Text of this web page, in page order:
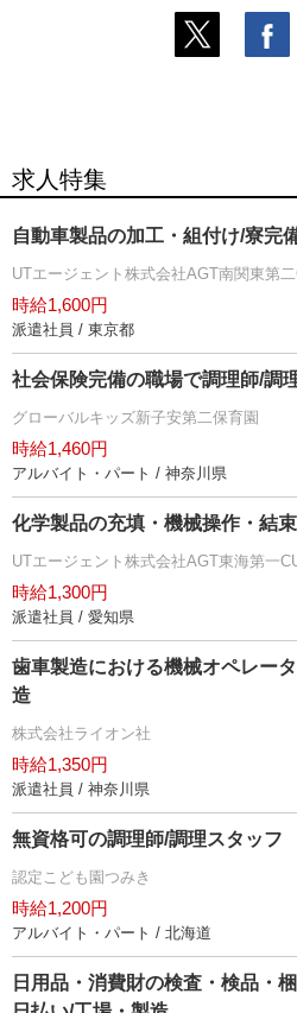
求人特集
自動車製品の加工・組付け/寮完
UTエージェント株式会社AGT南関東第
時給1,600円
派遣社員 / 東京都
社会保険完備の職場で調理師/調
グローバルキッズ新子安第二保育園
時給1,460円
アルバイト・パート / 神奈川県
化学製品の充填・機械操作・結
UTエージェント株式会社AGT東海第一
時給1,300円
派遣社員 / 愛知県
歯車製造における機械オペレー
造
株式会社ライオン社
時給1,350円
派遣社員 / 神奈川県
無資格可の調理師/調理スタッフ
認定こども園つみき
時給1,200円
アルバイト・パート / 北海道
日用品・消費財の検査・検品・